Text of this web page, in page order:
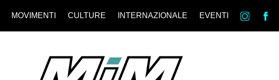
MOVIMENTI CULTURE INTERNAZIONALE EVENTI in